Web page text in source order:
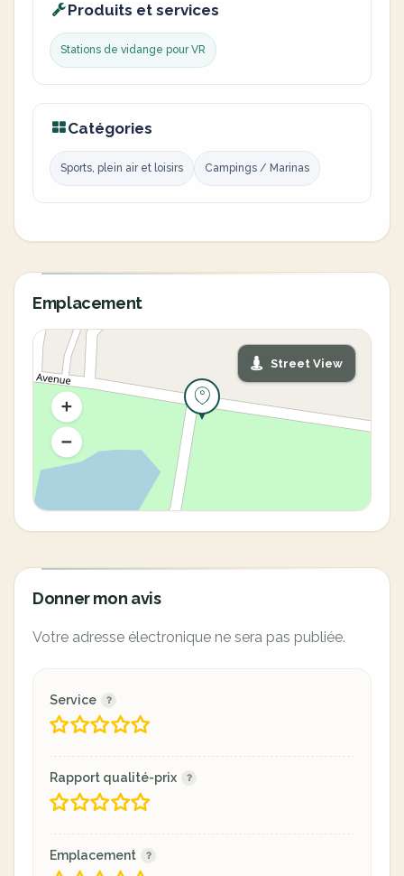
Produits et services
Stations de vidange pour VR
Catégories
Sports, plein air et loisirs Campings / Marinas
Emplacement
Street View
Donner mon avis
Votre adresse électronique ne sera pas publiée.
Service
Rapport qualité-prix
Emplacement